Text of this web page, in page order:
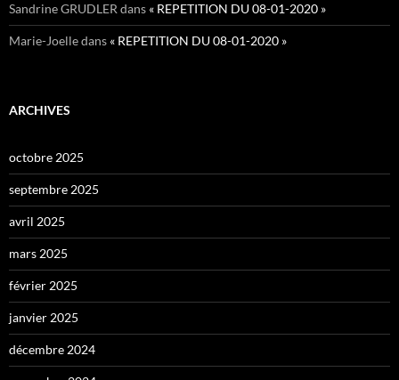
Sandrine GRUDLER dans « REPETITION DU 08-01-2020 »
Marie-Joelledans « REPETITION DU 08-01-2020 »
ARCHIVES
octobre 2025
septembre 2025
avril 2025
mars 2025
février 2025
janvier 2025
décembre 2024